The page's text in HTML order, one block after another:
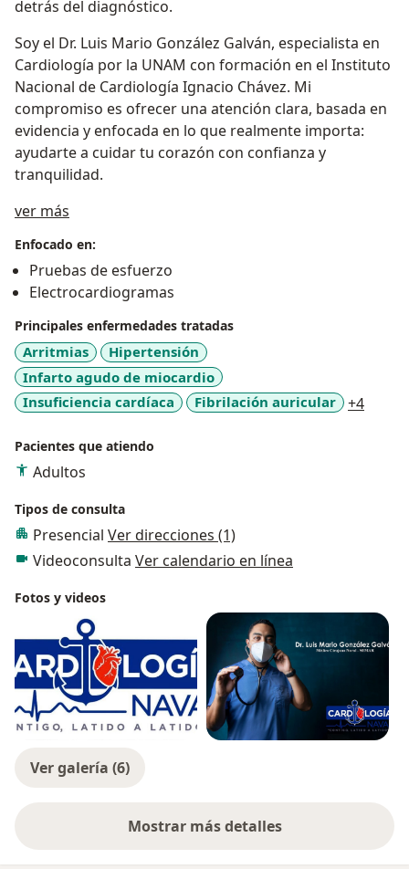
detrás del diagnóstico.
Soy el Dr. Luis Mario González Galván, especialista en
Cardiología por la UNAM con formación en el Instituto
Nacional de Cardiología Ignacio Chávez. Mi
compromiso es ofrecer una atención clara, basada en
evidencia y enfocada en lo que realmente importa:
ayudarte a cuidar tu corazón con confianza y
tranquilidad.
ver más
Enfocado en:
Pruebas de esfuerzo
Electrocardiogramas
Principales enfermedades tratadas
Arritmias
Hipertensión
Infarto agudo de miocardio
Insuficiencia cardíaca
Fibrilación auricular +4
Pacientes que atiendo
Adultos
Tipos de consulta
Presencial Ver direcciones (1)
Videoconsulta Ver calendario en línea
Fotos y videos
Ver galería (6)
Mostrar más detalles
sobre la experiencia